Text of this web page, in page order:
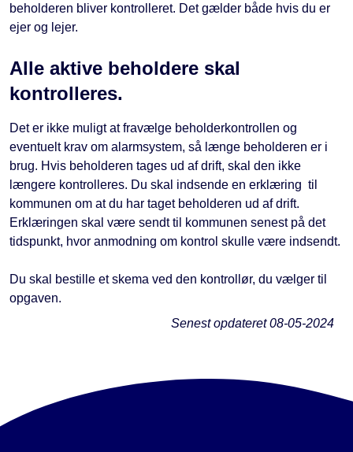
beholderen bliver kontrolleret. Det gælder både hvis du er
ejer og lejer.
Alle aktive beholdere skal
kontrolleres.
Det er ikke muligt at fravælge beholderkontrollen og
eventuelt krav om alarmsystem, så længe beholderen er i
brug. Hvis beholderen tages ud af drift, skal den ikke
længere kontrolleres. Du skal indsende en erklæring til
kommunen om at du har taget beholderen ud af drift.
Erklæringen skal være sendt til kommunen senest på det
tidspunkt, hvor anmodning om kontrol skulle være indsendt.
Du skal bestille et skema ved den kontrollør, du vælger til
opgaven.
Senest opdateret08-05-2024